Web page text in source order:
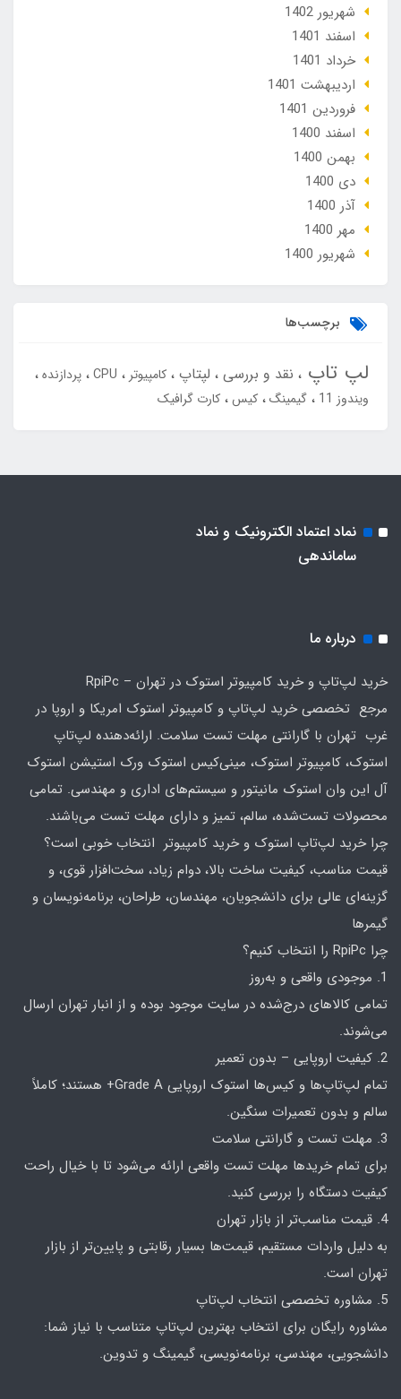
شهریور 1402
اسفند 1401
خرداد 1401
ارديبهشت 1401
فروردین 1401
اسفند 1400
بهمن 1400
دی 1400
آذر 1400
مهر 1400
شهریور 1400
برچسب‌ها
لپ تاپ نقد و بررسی لپتاپ کامپیوتر CPU پردازنده
ویندوز 11
گیمینگ کیس کارت گرافیک
نماد اعتماد الکترونیک و نماد
ساماندهی
درباره ما
خرید لپ‌تاپ و خرید کامپیوتر استوک در تهران – RpiPc
مرجع تخصصی خرید لپ‌تاپ و کامپیوتر استوک امریکا و اروپا در
غرب تهران با گارانتی مهلت تست سلامت. ارائه‌دهنده لپ‌تاپ
استوک، کامپیوتر استوک، مینی‌کیس استوک ورک استیشن استوک
آل این وان استوک مانیتور و سیستم‌های اداری و مهندسی. تمامی
محصولات تست‌شده، سالم، تمیز و دارای مهلت تست می‌باشند.
چرا خرید لپ‌تاپ استوک و خرید کامپیوتر انتخاب خوبی است؟
قیمت مناسب، کیفیت ساخت بالا، دوام زیاد، سخت‌افزار قوی، و
گزینه‌ای عالی برای دانشجویان، مهندسان، طراحان، برنامه‌نویسان و
گیمرها
چرا RpiPc را انتخاب کنیم؟
1. موجودی واقعی و به‌روز
تمامی کالاهای درج‌شده در سایت موجود بوده و از انبار تهران ارسال
می‌شوند.
2. کیفیت اروپایی – بدون تعمیر
تمام لپ‌تاپ‌ها و کیس‌ها استوک اروپایی Grade A+ هستند؛ کاملاً
سالم و بدون تعمیرات سنگین.
3. مهلت تست و گارانتی سلامت
برای تمام خریدها مهلت تست واقعی ارائه می‌شود تا با خیال راحت
کیفیت دستگاه را بررسی کنید.
4. قیمت مناسب‌تر از بازار تهران
به دلیل واردات مستقیم، قیمت‌ها بسیار رقابتی و پایین‌تر از بازار
تهران است.
5. مشاوره تخصصی انتخاب لپ‌تاپ
مشاوره رایگان برای انتخاب بهترین لپ‌تاپ متناسب با نیاز شما:
دانشجویی، مهندسی، برنامه‌نویسی، گیمینگ و تدوین.